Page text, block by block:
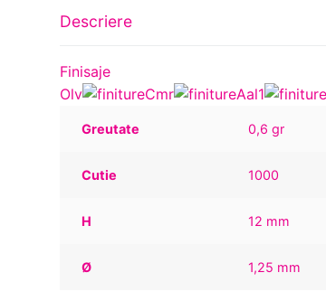
Descriere
Finisaje
Olv
Cmr Aal1
Greutate 0,6 gr
Cutie 1000
H 12 mm
Ø 1,25 mm